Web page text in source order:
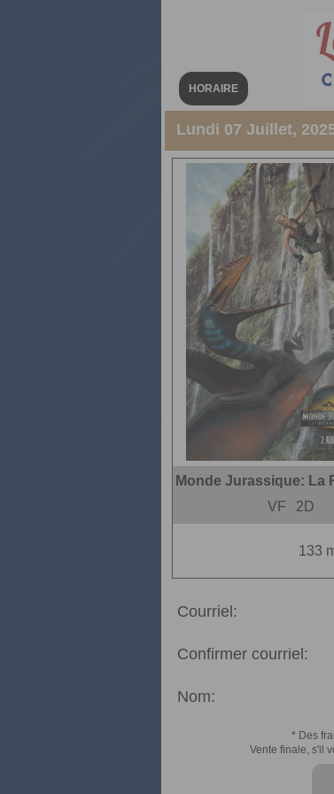
HORAIRE
Lundi 07 Juillet,
Monde Jurassique: La
VF
2D
133
Courriel:
Confirmer courriel:
Nom:
* Des
Vente finale, s'il